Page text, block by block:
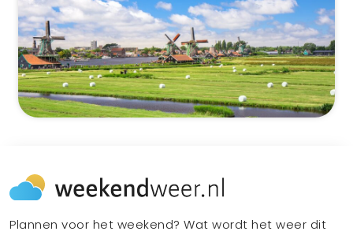
Plannen voor het weekend? Wat wordt het weer dit